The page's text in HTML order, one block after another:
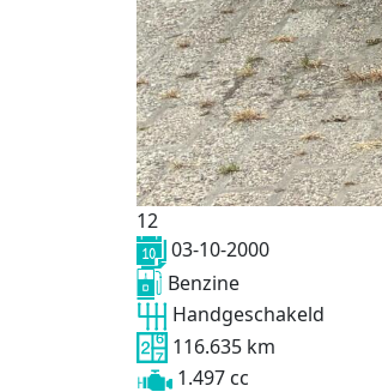
12
03-10-2000
Benzine
Handgeschakeld
116.635 km
1.497 cc